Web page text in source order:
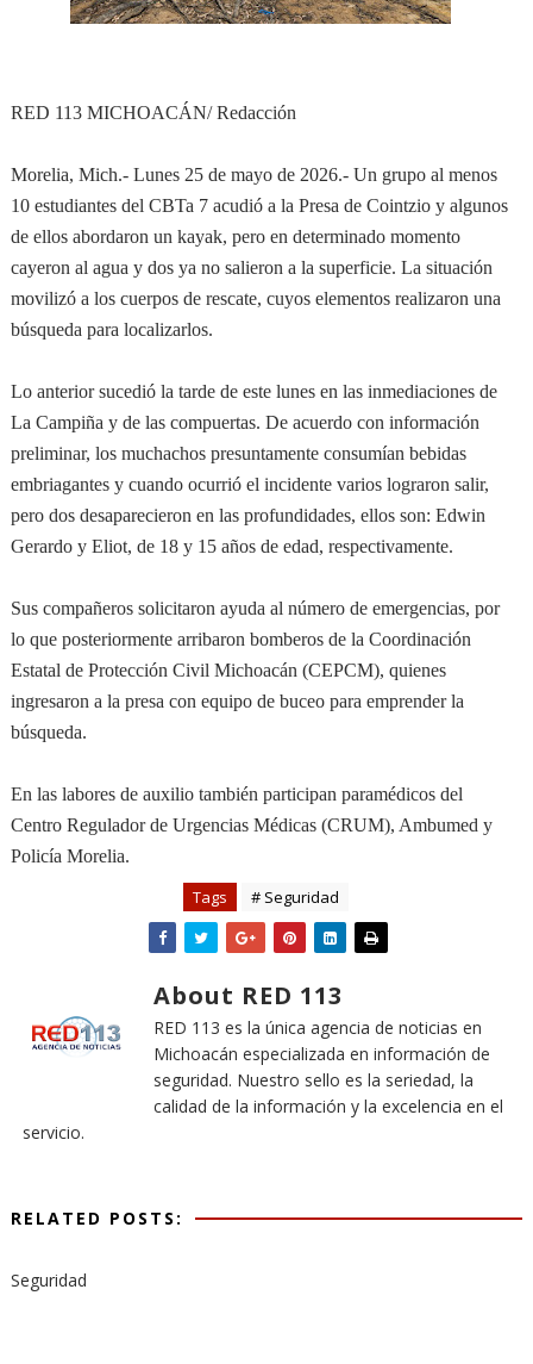
RED 113 MICHOACÁN/ Redacción
Morelia, Mich.- Lunes 25 de mayo de 2026.- Un grupo al menos
10 estudiantes del CBTa 7 acudió a la Presa de Cointzio y algunos
de ellos abordaron un kayak, pero en determinado momento
cayeron al agua y dos ya no salieron a la superficie. La situación
movilizó a los cuerpos de rescate, cuyos elementos realizaron una
búsqueda para localizarlos.
Lo anterior sucedió la tarde de este lunes en las inmediaciones de
La Campiña y de las compuertas. De acuerdo con información
preliminar, los muchachos presuntamente consumían bebidas
embriagantes y cuando ocurrió el incidente varios lograron salir,
pero dos desaparecieron en las profundidades, ellos son: Edwin
Gerardo y Eliot, de 18 y 15 años de edad, respectivamente.
Sus compañeros solicitaron ayuda al número de emergencias, por
lo que posteriormente arribaron bomberos de la Coordinación
Estatal de Protección Civil Michoacán (CEPCM), quienes
ingresaron a la presa con equipo de buceo para emprender la
búsqueda.
En las labores de auxilio también participan paramédicos del
Centro Regulador de Urgencias Médicas (CRUM), Ambumed y
Policía Morelia.
Tags # Seguridad
About RED 113
RED 113 es la única agencia de noticias en
Michoacán especializada en información de
seguridad. Nuestro sello es la seriedad, la
calidad de la información y la excelencia en el
servicio.
RELATED POSTS:
Seguridad